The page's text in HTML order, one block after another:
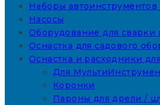
Наборы автоинструментов
Насосы
Оборудование для сварки
Оснастка для садового
Оснастка и расходники
Для
Коронки
Пароны для дрели /